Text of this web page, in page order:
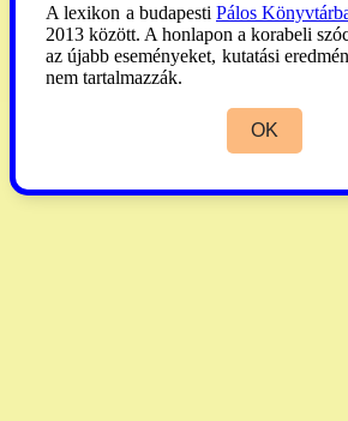
A lexikon a budapesti Pálos
2013 között. A honlapon a korabeli
az újabb eseményeket, kutatási
nem tartalmazzák.
OK